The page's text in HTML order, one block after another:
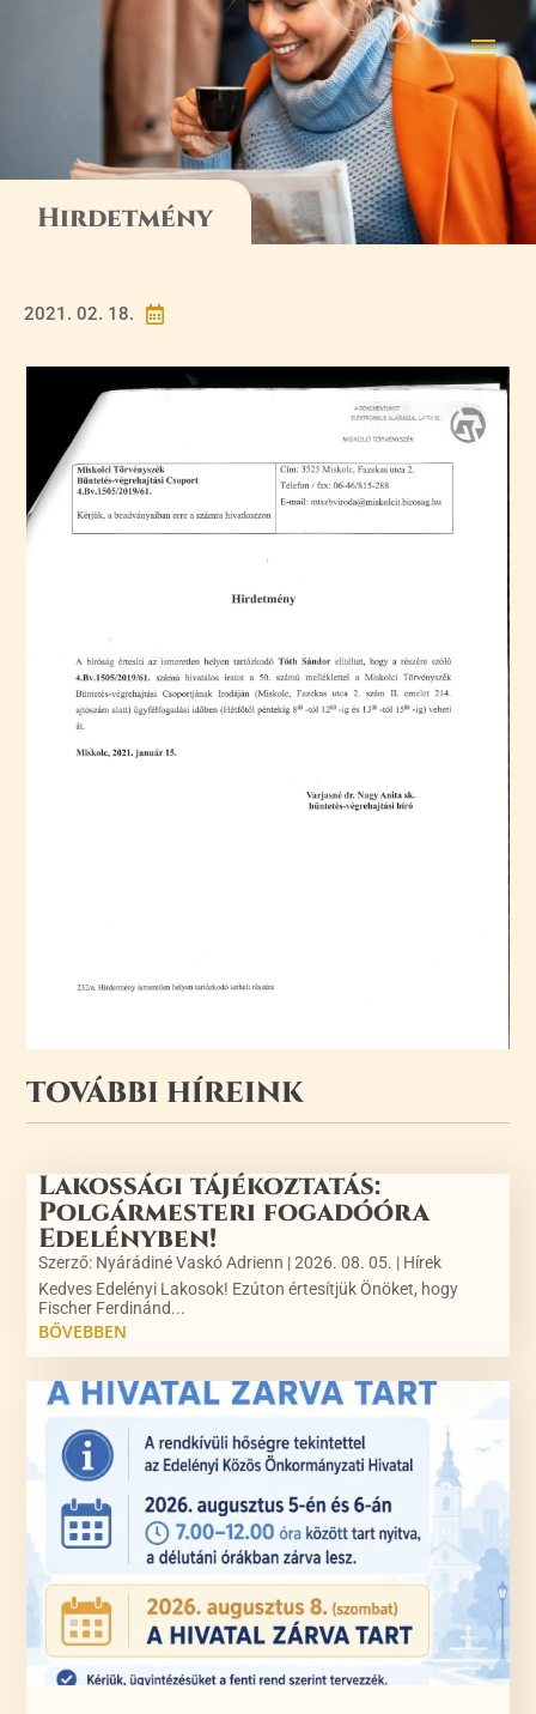
Hirdetmény

2021. 02. 18.
TOVÁBBI HÍREINK
Lakossági tájékoztatás:
Polgármesteri fogadóóra
Edelényben!
Szerző: Nyárádiné Vaskó Adrienn |2026. 08. 05. | Hírek
Kedves Edelényi Lakosok! Ezúton értesítjük Önöket, hogy
Fischer Ferdinánd...
BŐVEBBEN